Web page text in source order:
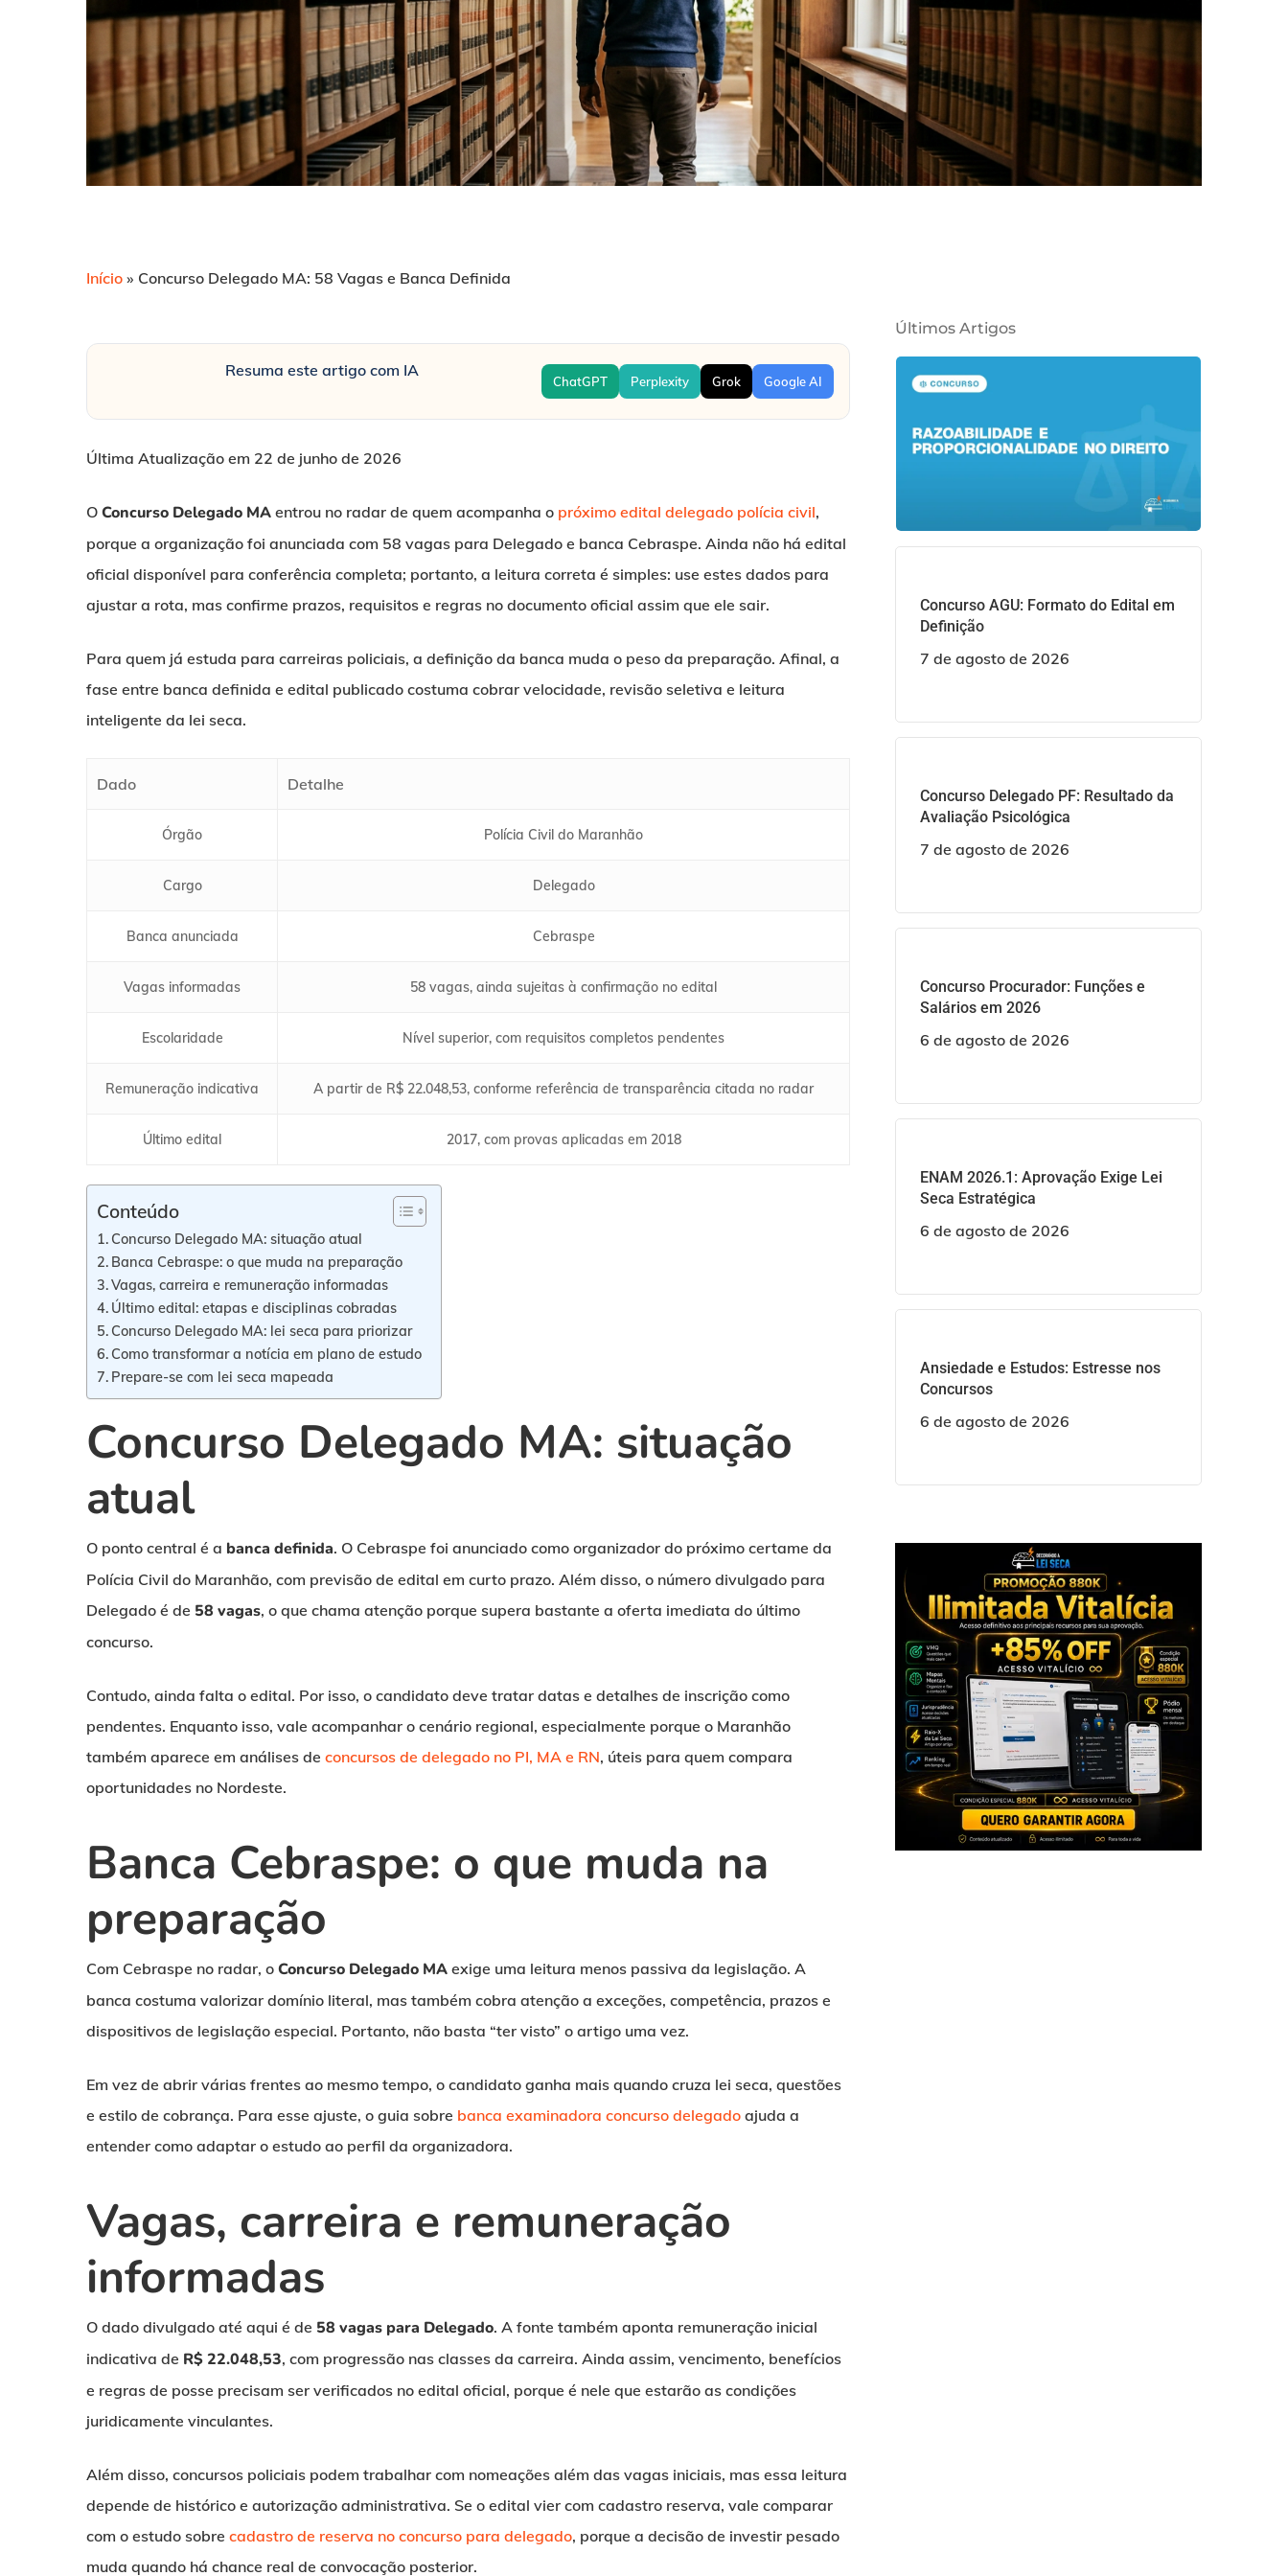
Início » Concurso Delegado MA: 58 Vagas e Banca Definida
Resuma este artigo com IA
ChatGPT Perplexity Grok Google AI
Última Atualização em 22 de junho de 2026
O Concurso Delegado MA entrou no radar de quem acompanha o próximo edital delegado polícia civil,
porque a organização foi anunciada com 58 vagas para Delegado e banca Cebraspe. Ainda não há edital
oficial disponível para conferência completa; portanto, a leitura correta é simples: use estes dados para
ajustar a rota, mas confirme prazos, requisitos e regras no documento oficial assim que ele sair.
Para quem já estuda para carreiras policiais, a definição da banca muda o peso da preparação. Afinal, a
fase entre banca definida e edital publicado costuma cobrar velocidade, revisão seletiva e leitura
inteligente da lei seca.
Dado Detalhe
Órgão Polícia Civil do Maranhão
Cargo Delegado
Banca anunciada Cebraspe
Vagas informadas 58 vagas, ainda sujeitas à confirmação no edital
Escolaridade Nível superior, com requisitos completos pendentes
Remuneração indicativa A partir de R$ 22.048,53, conforme referência de transparência citada no radar
Último edital 2017, com provas aplicadas em 2018
Conteúdo
Concurso Delegado MA: situação atual
Banca Cebraspe: o que muda na preparação
Vagas, carreira e remuneração informadas
Último edital: etapas e disciplinas cobradas
Concurso Delegado MA: lei seca para priorizar
Como transformar a notícia em plano de estudo
Prepare-se com lei seca mapeada
Concurso Delegado MA: situação
atual
O ponto central é a banca definida. O Cebraspe foi anunciado como organizador do próximo certame da
Polícia Civil do Maranhão, com previsão de edital em curto prazo. Além disso, o número divulgado para
Delegado é de 58 vagas, o que chama atenção porque supera bastante a oferta imediata do último
concurso.
Contudo, ainda falta o edital. Por isso, o candidato deve tratar datas e detalhes de inscrição como
pendentes. Enquanto isso, vale acompanhar o cenário regional, especialmente porque o Maranhão
também aparece em análises de concursos de delegado no PI, MA e RN, úteis para quem compara
oportunidades no Nordeste.
Banca Cebraspe: o que muda na
preparação
Com Cebraspe no radar, o Concurso Delegado MA exige uma leitura menos passiva da legislação. A
banca costuma valorizar domínio literal, mas também cobra atenção a exceções, competência, prazos e
dispositivos de legislação especial. Portanto, não basta “ter visto” o artigo uma vez.
Em vez de abrir várias frentes ao mesmo tempo, o candidato ganha mais quando cruza lei seca, questões
e estilo de cobrança. Para esse ajuste, o guia sobre banca examinadora concurso delegado ajuda a
entender como adaptar o estudo ao perfil da organizadora.
Vagas, carreira e remuneração
informadas
O dado divulgado até aqui é de 58 vagas para Delegado. A fonte também aponta remuneração inicial
indicativa de R$ 22.048,53, com progressão nas classes da carreira. Ainda assim, vencimento, benefícios
e regras de posse precisam ser verificados no edital oficial, porque é nele que estarão as condições
juridicamente vinculantes.
Além disso, concursos policiais podem trabalhar com nomeações além das vagas iniciais, mas essa leitura
depende de histórico e autorização administrativa. Se o edital vier com cadastro reserva, vale comparar
com o estudo sobre cadastro de reserva no concurso para delegado, porque a decisão de investir pesado
muda quando há chance real de convocação posterior.
Últimos Artigos
Concurso AGU: Formato do Edital em
Definição
7 de agosto de 2026
Concurso Delegado PF: Resultado da
Avaliação Psicológica
7 de agosto de 2026
Concurso Procurador: Funções e
Salários em 2026
6 de agosto de 2026
ENAM 2026.1: Aprovação Exige Lei
Seca Estratégica
6 de agosto de 2026
Ansiedade e Estudos: Estresse nos
Concursos
6 de agosto de 2026